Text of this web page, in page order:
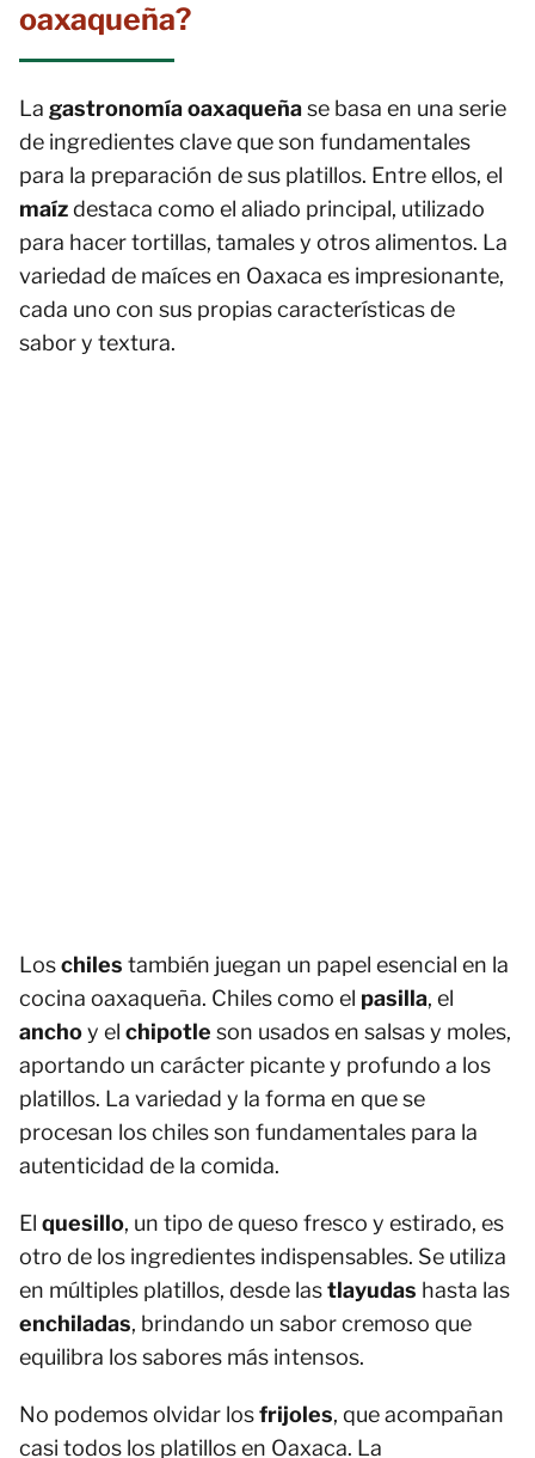
oaxaqueña?
La gastronomía oaxaqueñase basa en una serie
de ingredientes clave que son fundamentales
para la preparación de sus platillos. Entre ellos, el
maízdestaca como el aliado principal, utilizado
para hacer tortillas, tamales y otros alimentos. La
variedad de maíces en Oaxaca es impresionante,
cada uno con sus propias características de
sabor y textura.
Loschiles también juegan un papel esencial en la
cocina oaxaqueña. Chiles como el pasilla, el
anchoy el chipotle son usados en salsas y moles,
aportando un carácter picante y profundo a los
platillos. La variedad y la forma en que se
procesan los chiles son fundamentales para la
autenticidad de la comida.
El quesillo, un tipo de queso fresco y estirado, es
otro de los ingredientes indispensables. Se utiliza
en múltiples platillos, desde lastlayudas hasta las
enchiladas, brindando un sabor cremoso que
equilibra los sabores más intensos.
No podemos olvidar losfrijoles, que acompañan
casi todos los platillos en Oaxaca. La